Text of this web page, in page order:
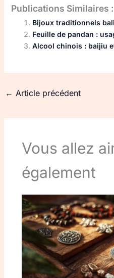
Publications Similaires :
Bijoux traditionnels
Feuille de pandan :
Alcool chinois : baijiu
← Article précédent
Vous allez
également